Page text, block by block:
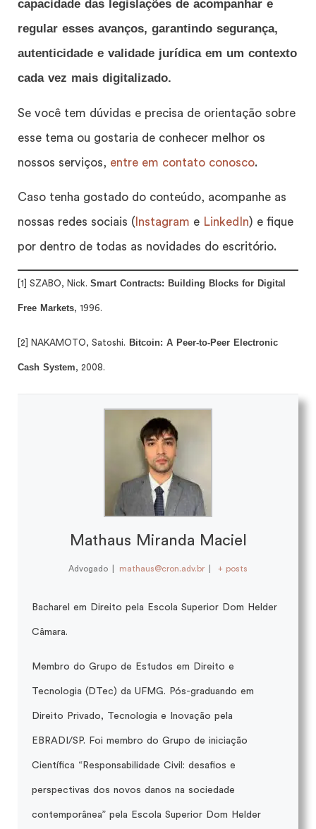
capacidade das legislações de acompanhar e
regular esses avanços, garantindo segurança,
autenticidade e validade jurídica em um contexto
cada vez mais digitalizado.
Se você tem dúvidas e precisa de orientação sobre
esse tema ou gostaria de conhecer melhor os
nossos serviços, entre em contato conosco.
Caso tenha gostado do conteúdo, acompanhe as
nossas redes sociais ( Instagram e LinkedIn) e fique
por dentro de todas as novidades do escritório.
[1] SZABO, Nick. Smart Contracts: Building Blocks for Digital
Free Markets , 1996.
[2] NAKAMOTO, Satoshi. Bitcoin: A Peer-to-Peer Electronic
Cash System, 2008.
Mathaus Miranda Maciel
Advogado mathaus@cron.adv.br + posts
Bacharel em Direito pela Escola Superior Dom Helder
Câmara.
Membro do Grupo de Estudos em Direito e
Tecnologia (DTec) da UFMG. Pós-graduando em
Direito Privado, Tecnologia e Inovação pela
EBRADI/SP. Foi membro do Grupo de iniciação
Científica “Responsabilidade Civil: desafios e
perspectivas dos novos danos na sociedade
contemporânea” pela Escola Superior Dom Helder